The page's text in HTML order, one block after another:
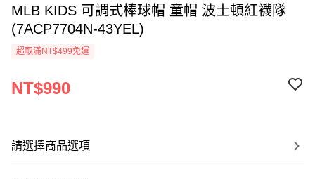
MLB KIDS 可調式棒球帽 童帽 波士頓紅襪隊
(7ACP7704N-43YEL)
超取滿NT$499免運
NT$990
請選擇商品選項